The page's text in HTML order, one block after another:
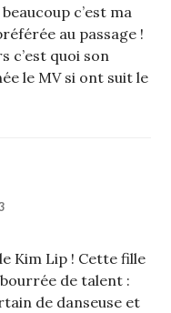
c’est ma
au passage !
c’est quoi son
le MV si ont suit le
Kim Lip ! Cette fille
de talent :
de danseuse et